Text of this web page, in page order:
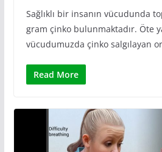
Sağlıklı bir insanın vücudunda
gram çinko bulunmaktadır. Öte
vücudumuzda çinko salgılayan
Read More